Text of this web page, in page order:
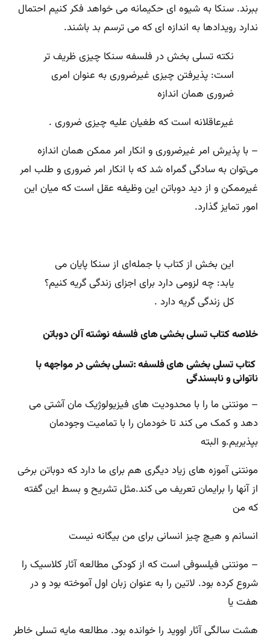
ببرند. سنکا به شیوه ‌ای حکیمانه می ‌خواهد فکر کنیم احتمال
ندارد رویدادها به اندازه‌ ای که می ‌ترسم بد باشند.
نکته تسلی ‌بخش در فلسفه سنکا چیزی ظریف ‌تر
است‌: پذیرفتن چیزی غیرضروری به عنوان امری
ضروری همان اندازه
غیرعاقلانه است که طغیان علیه چیزی ضروری ‌.
– با پذیرش امر غیرضروری و انکار امر ممکن همان اندازه
می‌توان به سادگی گمراه شد که با انکار امر ضروری و طلب امر
غیرممکن و از دید دوباتن این وظیفه عقل است که میان این
امور تمایز گذارد.
این بخش از کتاب با جمله‌ای از سنکا پایان می
‌یابد: چه لزومی دارد برای اجزای زندگی گریه کنیم‌؟
کل زندگی گریه دارد .
خلاصه کتاب تسلی بخشی های فلسفه نوشته آلن دوباتن
کتاب تسلی بخشی های فلسفه :تسلی بخشی در مواجهه با
ناتوانی و نابسندگی
– مونتنی ما را با محدودیت های فیزیولوژیک مان آشتی می
دهد و کمک می کند تا خودمان را با تمامیت وجودمان
بپذیریم.و البته
مونتنی آموزه های زیاد دیگری هم برای ما دارد که دوباتن برخی
از آنها را برایمان تعریف می کند.مثل تشریح و بسط این گفته
که من
انسانم و هیچ چیز انسانی برای من بیگانه نیست
– مونتنی فیلسوفی است که از کودکی مطالعه آثار کلاسیک را
شروع کرده بود. لاتین را به عنوان زبان اول آموخته بود و در
هفت یا
هشت سالگی آثار اووید را خوانده بود. مطالعه مایه تسلی ‌خاطر